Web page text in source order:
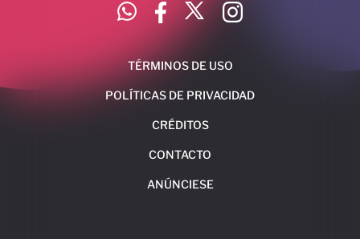
TÉRMINOS DE USO
POLÍTICAS DE PRIVACIDAD
CRÉDITOS
CONTACTO
ANÚNCIESE